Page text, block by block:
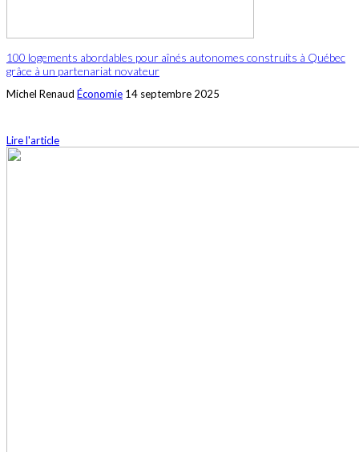
100 logements abordables pour aînés autonomes construits à Québec
grâce à un partenariat novateur
Michel Renaud Économie 14 septembre 2025
Lire l'article